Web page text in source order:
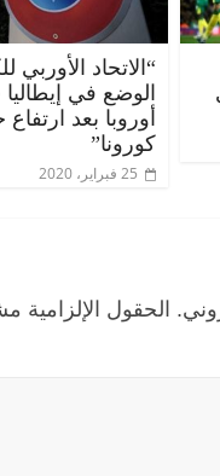
“الاتحاد الأوربي
الوضع في
أوروبا بعد
كورونا”
25 فبراير، 2020
الحقول الإلزامية